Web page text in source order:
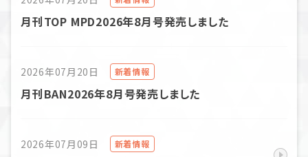
月刊TOP MPD2026年8月号発売しました
2026年07月20日 新着情報
月刊BAN2026年8月号発売しました
2026年07月09日 新着情報